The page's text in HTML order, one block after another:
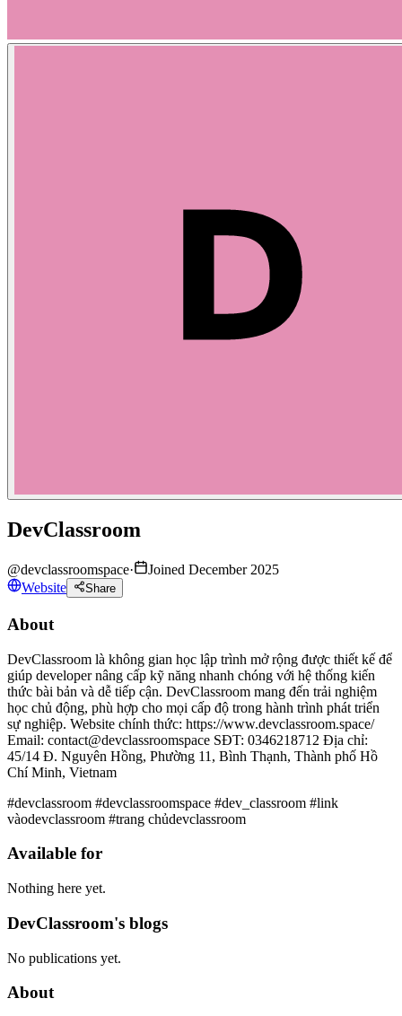
DevClassroom
@devclassroomspace·
Joined December 2025
Website
Share
About
DevClassroom là không gian học lập trình mở rộng được thiết kế để
giúp developer nâng cấp kỹ năng nhanh chóng với hệ thống kiến
thức bài bản và dễ tiếp cận. DevClassroom mang đến trải nghiệm
học chủ động, phù hợp cho mọi cấp độ trong hành trình phát triển
sự nghiệp. Website chính thức: https://www.devclassroom.space/
Email: contact@devclassroomspace SĐT: 0346218712 Địa chỉ:
45/14 Đ. Nguyên Hồng, Phường 11, Bình Thạnh, Thành phố Hồ
Chí Minh, Vietnam
#devclassroom #devclassroomspace #dev_classroom #link
vàodevclassroom #trang chủdevclassroom
Available for
Nothing here yet.
DevClassroom's blogs
No publications yet.
About